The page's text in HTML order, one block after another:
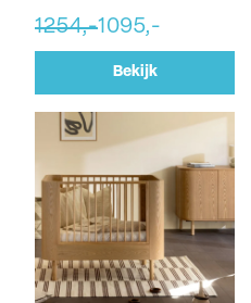
1254,-1095,-
Bekijk